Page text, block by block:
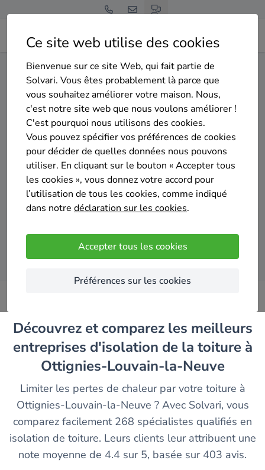
Ce site web utilise des cookies
Bienvenue sur ce site Web, qui fait partie de
Solvari. Vous êtes probablement là parce que
vous souhaitez améliorer votre maison. Nous,
c'est notre site web que nous voulons améliorer !
C'est pourquoi nous utilisons des cookies.
Vous pouvez spécifier vos préférences de cookies
pour décider de quelles données nous pouvons
utiliser. En cliquant sur le bouton « Accepter tous
les cookies », vous donnez votre accord pour
l’utilisation de tous les cookies, comme indiqué
dans notre déclaration sur les cookies.
Accepter tous les cookies
Préférences sur les cookies
Home Isolation de la toiture
Brabant wallon
Ottignies-Louvain-la-Neuve
Gratuit et sans engagement
Top 20 des entreprises
d'isolation de la toiture à
Ottignies-Louvain-la-Neuve
Comparer des devis
Découvrez et comparez les meilleurs
entreprises d'isolation de la toiture à
Ottignies-Louvain-la-Neuve
Limiter les pertes de chaleur par votre toiture à
Ottignies-Louvain-la-Neuve ? Avec Solvari, vous
comparez facilement 268 spécialistes qualifiés en
isolation de toiture. Leurs clients leur attribuent une
note moyenne de 4.4 sur 5, basée sur 403 avis.